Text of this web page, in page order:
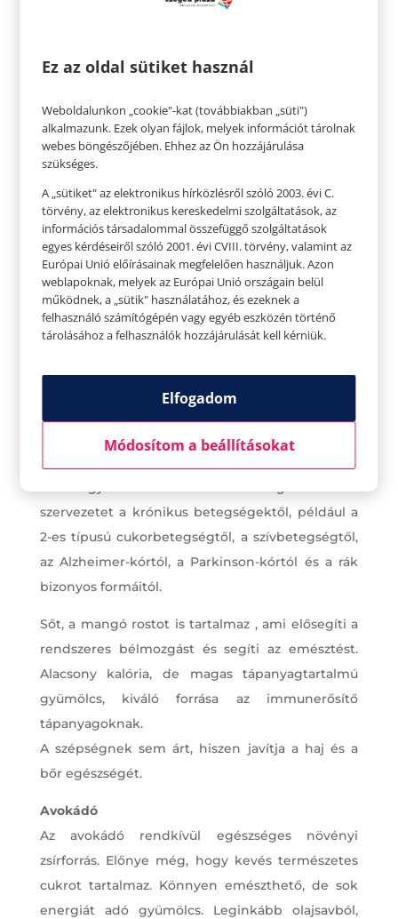
így telítettségérzetet is ad.
Mangó
A „gyümölcsök királyaként” ismert mangó kiváló
vitamin forrás. Számos növényi polifenolban is
gazdag, ezek antioxidáns és gyulladáscsökkentő
hatásúak.
szervezetet a krónikus betegségektől, például a
2-es típusú cukorbetegségtől, a szívbetegségtől,
az Alzheimer-kórtól, a Parkinson-kórtól és a rák
bizonyos formáitól.
Sőt, a mangó rostot is tartalmaz , ami elősegíti a
rendszeres bélmozgást és segíti az emésztést.
Alacsony kalória, de magas tápanyagtartalmú
gyümölcs, kiváló forrása az immunerősítő
tápanyagoknak.
A szépségnek sem árt, hiszen javítja a haj és a
bőr egészségét.
Avokádó
Az avokádó rendkívül egészséges növényi
zsírforrás. Előnye még, hogy kevés természetes
cukrot tartalmaz. Könnyen emészthető, de sok
energiát adó gyümölcs. Leginkább olajsavból,
Ez az oldal sütiket használ
Weboldalunkon „cookie"-kat (továbbiakban „süti")
alkalmazunk. Ezek olyan fájlok, melyek információt tárolnak
webes böngészőjében. Ehhez az Ön hozzájárulása
szükséges.
A „sütiket" az elektronikus hírközlésről szóló 2003. évi C.
törvény, az elektronikus kereskedelmi szolgáltatások, az
információs társadalommal összefüggő szolgáltatások
egyes kérdéseiről szóló 2001. évi CVIII. törvény, valamint az
Európai Unió előírásainak megfelelően használjuk. Azon
weblapoknak, melyek az Európai Unió országain belül
működnek, a „sütik" használatához, és ezeknek a
felhasználó számítógépén vagy egyéb eszközén történő
tárolásához a felhasználók hozzájárulását kell kérniük.
Elfogadom
Módosítom a beállításokat